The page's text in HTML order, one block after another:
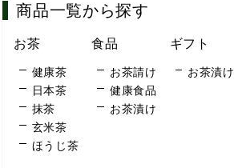
商品一覧から探す
お茶
健康茶
日本茶
抹茶
玄米茶
ほうじ茶
食品
お茶請け
健康食品
お茶漬け
ギフト
お茶漬け